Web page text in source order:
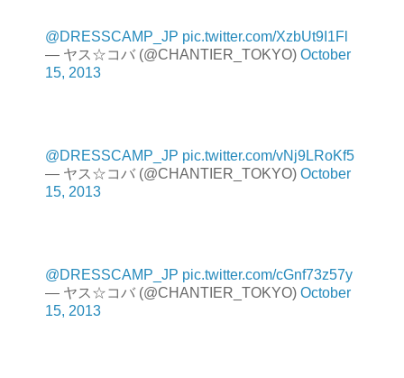
@DRESSCAMP_JP pic.twitter.com/XzbUt9I1Fl
— ヤス☆コバ (@CHANTIER_TOKYO) October
15, 2013
@DRESSCAMP_JP pic.twitter.com/vNj9LRoKf5
— ヤス☆コバ (@CHANTIER_TOKYO) October
15, 2013
@DRESSCAMP_JP pic.twitter.com/cGnf73z57y
— ヤス☆コバ (@CHANTIER_TOKYO) October
15, 2013